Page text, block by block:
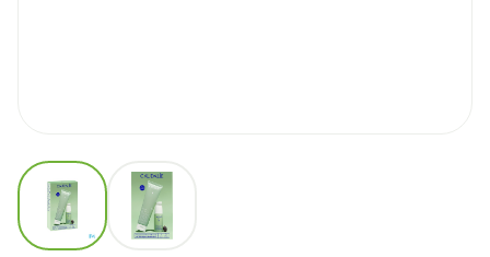
View larger imageView larger image